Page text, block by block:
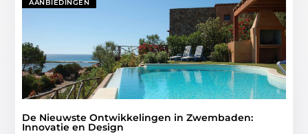
AANBIEDINGEN
De Nieuwste Ontwikkelingen in Zwembaden:
Innovatie en Design